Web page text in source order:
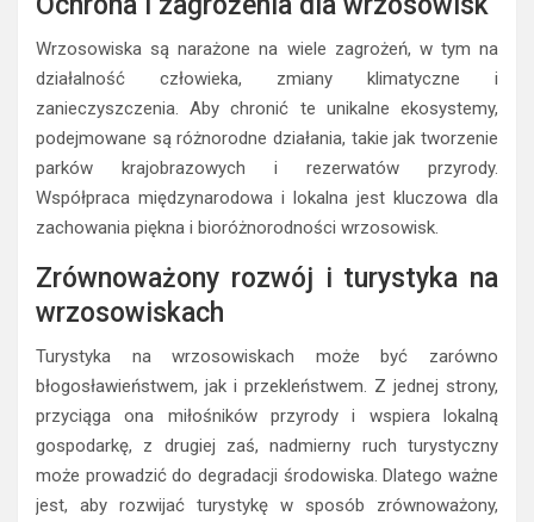
Wrzosowiska są narażone na wiele zagrożeń, w tym na
działalność człowieka, zmiany klimatyczne i
zanieczyszczenia. Aby chronić te unikalne ekosystemy,
podejmowane są różnorodne działania, takie jak tworzenie
parków krajobrazowych i rezerwatów przyrody.
Współpraca międzynarodowa i lokalna jest kluczowa dla
zachowania piękna i bioróżnorodności wrzosowisk.
Zrównoważony rozwój i turystyka na
wrzosowiskach
Turystyka na wrzosowiskach może być zarówno
błogosławieństwem, jak i przekleństwem. Z jednej strony,
przyciąga ona miłośników przyrody i wspiera lokalną
gospodarkę, z drugiej zaś, nadmierny ruch turystyczny
może prowadzić do degradacji środowiska. Dlatego ważne
jest, aby rozwijać turystykę w sposób zrównoważony,